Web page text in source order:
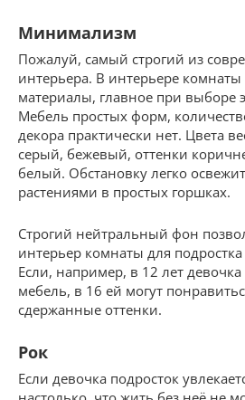
Минимализм
Пожалуй, самый строгий из
интерьера. В интерьере
материалы, главное при выборе
Мебель простых форм,
декора практически нет. Цвета
серый, бежевый, оттенки
белый. Обстановку легко
растениями в простых горшках.
Строгий нейтральный фон
интерьер комнаты для
Если, например, в 12 лет
мебель, в 16 ей могут
сдержанные оттенки.
Рок
Если девочка подросток